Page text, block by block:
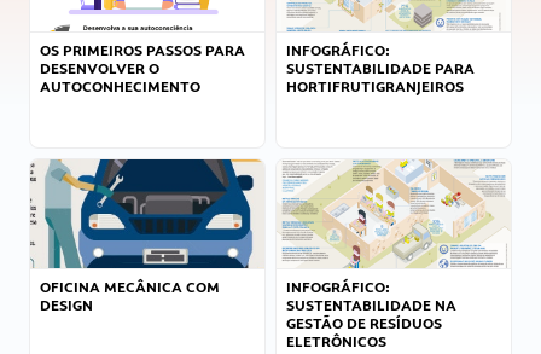
OS PRIMEIROS PASSOS PARA
DESENVOLVER O
AUTOCONHECIMENTO
INFOGRÁFICO:
SUSTENTABILIDADE PARA
HORTIFRUTIGRANJEIROS
OFICINA MECÂNICA COM
DESIGN
INFOGRÁFICO:
SUSTENTABILIDADE NA
GESTÃO DE RESÍDUOS
ELETRÔNICOS